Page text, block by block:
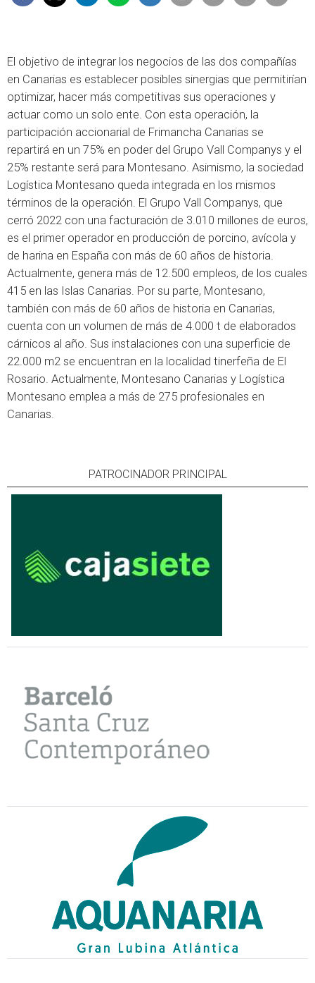
El objetivo de integrar los negocios de las dos compañías
en Canarias es establecer posibles sinergias que permitirían
optimizar, hacer más competitivas sus operaciones y
actuar como un solo ente. Con esta operación, la
participación accionarial de Frimancha Canarias se
repartirá en un 75% en poder del Grupo Vall Companys y el
25% restante será para Montesano. Asimismo, la sociedad
Logística Montesano queda integrada en los mismos
términos de la operación. El Grupo Vall Companys, que
cerró 2022 con una facturación de 3.010 millones de euros,
es el primer operador en producción de porcino, avícola y
de harina en España con más de 60 años de historia.
Actualmente, genera más de 12.500 empleos, de los cuales
415 en las Islas Canarias. Por su parte, Montesano,
también con más de 60 años de historia en Canarias,
cuenta con un volumen de más de 4.000 t de elaborados
cárnicos al año. Sus instalaciones con una superficie de
22.000 m2 se encuentran en la localidad tinerfeña de El
Rosario. Actualmente, Montesano Canarias y Logística
Montesano emplea a más de 275 profesionales en
Canarias.
PATROCINADOR PRINCIPAL